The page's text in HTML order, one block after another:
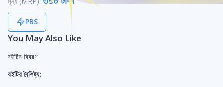
PBS
You May Also Like
বইটির বিবরণ
বইটির বৈশিষ্ট্য: